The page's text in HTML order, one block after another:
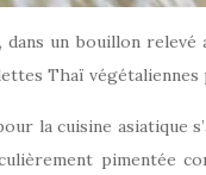
un bouillon relevé
Thaï
la cuisine asiatique
pimentée